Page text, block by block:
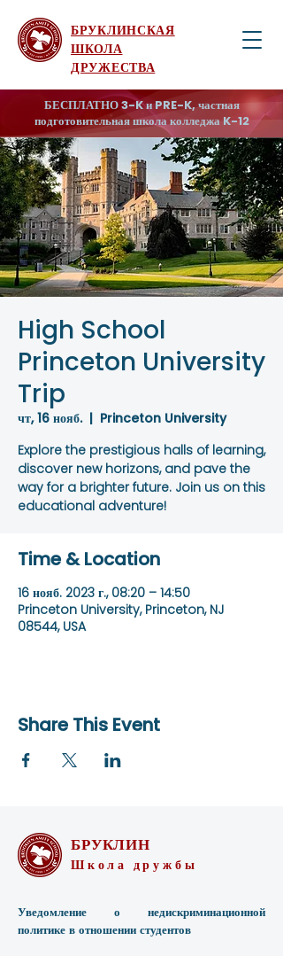
БРУКЛИНСКАЯ
ШКОЛА
ДРУЖЕСТВА
БЕСПЛАТНО 3-K и PRE-K, частная
подготовительная школа колледжа K-12
High School
Princeton University
Trip
чт, 16 нояб.
  |
Princeton University
Explore the prestigious halls of learning,
discover new horizons, and pave the
way for a brighter future. Join us on this
educational adventure!
Time & Location
16 нояб. 2023 г., 08:20 – 14:50
Princeton University, Princeton, NJ
08544, USA
Share This Event
БРУКЛИН
Школа дружбы
Уведомление о недискриминационной
политике в отношении студентов